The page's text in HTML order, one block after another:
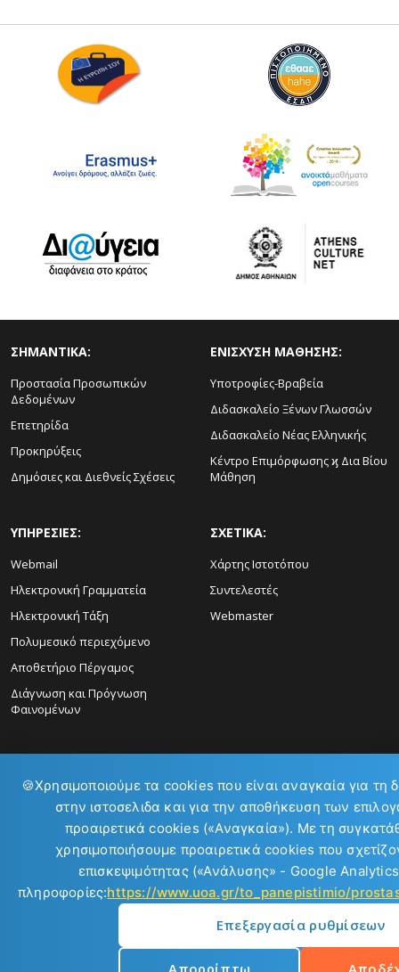
ΣΗΜΑΝΤΙΚΑ:
Προστασία Προσωπικών
Δεδομένων
Επετηρίδα
Προκηρύξεις
Δημόσιες και Διεθνείς Σχέσεις
ΕΝΙΣΧΥΣΗ ΜΑΘΗΣΗΣ:
Υποτροφίες-Βραβεία
Διδασκαλείο Ξένων Γλωσσών
Διδασκαλείο Νέας Ελληνικής
Κέντρο Επιμόρφωσης ϗ Δια Βίου
Μάθηση
ΥΠΗΡΕΣΙΕΣ:
Webmail
Ηλεκτρονική Γραμματεία
Ηλεκτρονική Τάξη
Πολυμεσικό περιεχόμενο
Αποθετήριο Πέργαμος
Διάγνωση και Πρόγνωση
Φαινομένων
ΣΧΕΤΙΚΑ:
Χάρτης Ιστοτόπου
Συντελεστές
Webmaster
ΕΠΙΚΟΙΝΩΝΙΑ:
Copyright © 2026
Εθνικό και Καποδιστριακό Πανεπιστήμιο Αθηνών
🍪Χρησιμοποιούμε τα cookies που είναι αναγκαία για τη
στην ιστοσελιδα και για την αποθήκευση των
προαιρετικά cookies («Αναγκαία»). Με τη
χρησιμοποιήσουμε προαιρετικά cookies που
επισκεψιμότητας («Ανάλυσης» - Google
πληροφορίες:https://www.uoa.gr/to_panepistimio/
Επεξεργασία ρυθμίσεων
Απορρίπτω